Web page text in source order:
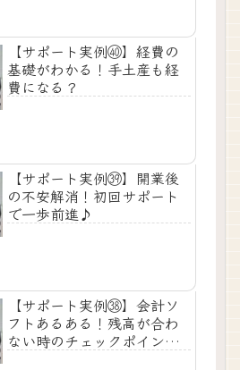
【サポート実例㊵】経費の
基礎がわかる！手土産も経
費になる？
【サポート実例㊴】開業後
の不安解消！初回サポート
で一歩前進♪
【サポート実例㊳】会計ソ
フトあるある！残高が合わ
ない時のチェックポイント